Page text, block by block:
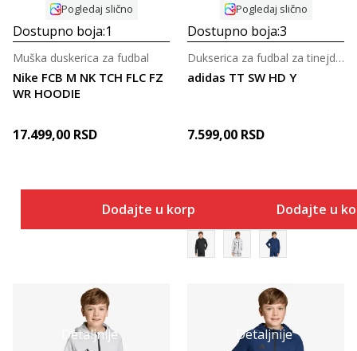
Pogledaj slično
Dostupno boja:1
Nike FCB M NK TCH FLC FZ
WR HOODIE
Muška duskerica za fudbal
17.499,00 RSD
Dodajte u korpu
Pogledaj slično
Dostupno boja:3
adidas TT SW HD Y
Dukserica za fudbal za tinejdžere
7.599,00 RSD
Dodajte u
Detaljnije
Detaljnije